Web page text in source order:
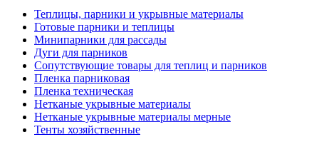
Теплицы, парники и укрывные материалы
Готовые парники и теплицы
Минипарники для рассады
Дуги для парников
Сопутствующие товары для теплиц и парников
Пленка парниковая
Пленка техническая
Нетканые укрывные материалы
Нетканые укрывные материалы мерные
Тенты хозяйственные